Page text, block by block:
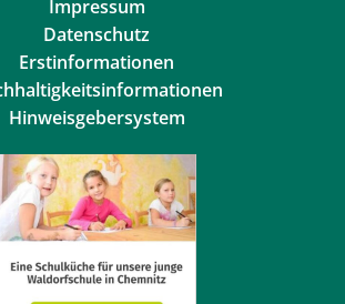
Impressum
Datenschutz
Erstinformationen
Hinweisgebersystem